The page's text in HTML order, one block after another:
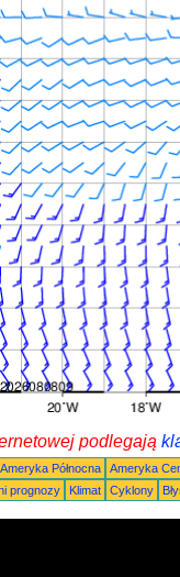
podlegają
Ameryka Północna Ameryka
prognozy Klimat Cyklony